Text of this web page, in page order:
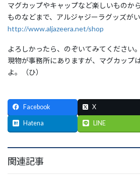
マグカップやキャップなど楽しいものか
ものなどまで、アルジャジーラグッズが
http://www.aljazeera.net/shop
よろしかったら、のぞいてみてください。
現物が事務所にありますが、マグカップ
よ。（ひ）
Facebook X
Hatena LINE
関連記事